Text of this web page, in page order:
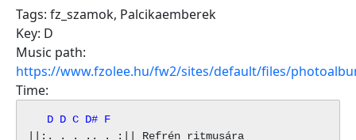
Tags: fz_szamok, Palcikaemberek
Key: D
Music path:
https://www.fzolee.hu/fw2/sites/default/files/
Time:
   D D C D# F